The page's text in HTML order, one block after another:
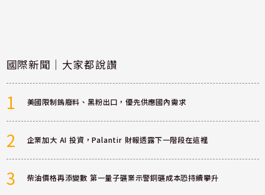
國際新聞｜大家都說讚
1 美國限制鎢廢料、黑粉出口，優先供應國內需求
2 企業加大 AI 投資，Palantir 財報透露下一階段在這裡
3 柴油價格再添變數 第一量子礦業示警銅礦成本恐持續攀升